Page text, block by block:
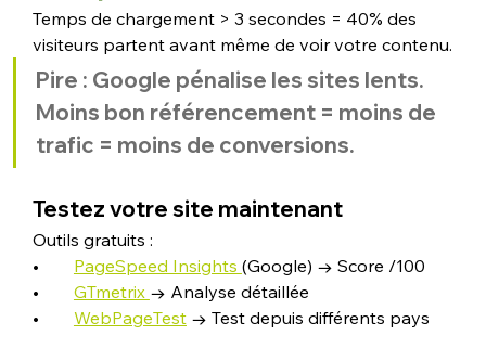
Temps de chargement > 3 secondes = 40% des
visiteurs partent avant même de voir votre contenu.
Pire : Google pénalise les sites lents.
Moins bon référencement = moins de
trafic = moins de conversions.
Testez votre site maintenant
Outils gratuits :
• PageSpeed Insights (Google) → Score /100
• GTmetrix → Analyse détaillée
• WebPageTest → Test depuis différents pays